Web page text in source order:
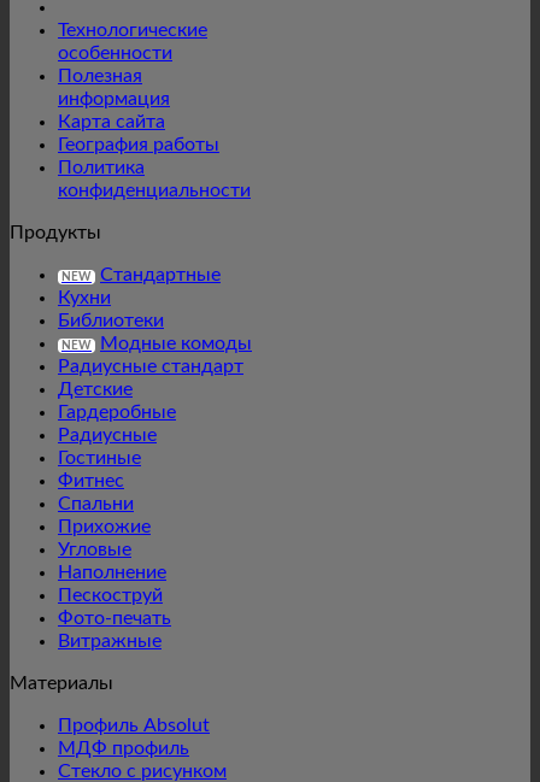
Технологические
особенности
Полезная
информация
Карта сайта
География работы
Политика
конфиденциальности
Продукты
NEW
Стандартные
Кухни
Библиотеки
NEW
Модные комоды
Радиусные стандарт
Детские
Гардеробные
Радиусные
Гостиные
Фитнес
Спальни
Прихожие
Угловые
Наполнение
Пескоструй
Фото-печать
Витражные
Материалы
Профиль Absolut
МДФ профиль
Стекло с рисунком